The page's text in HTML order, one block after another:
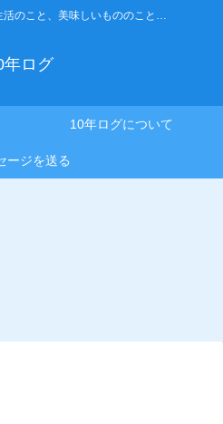
活のこと、美味しいもののこと…
年ログ
10年ログについて
ージを送る